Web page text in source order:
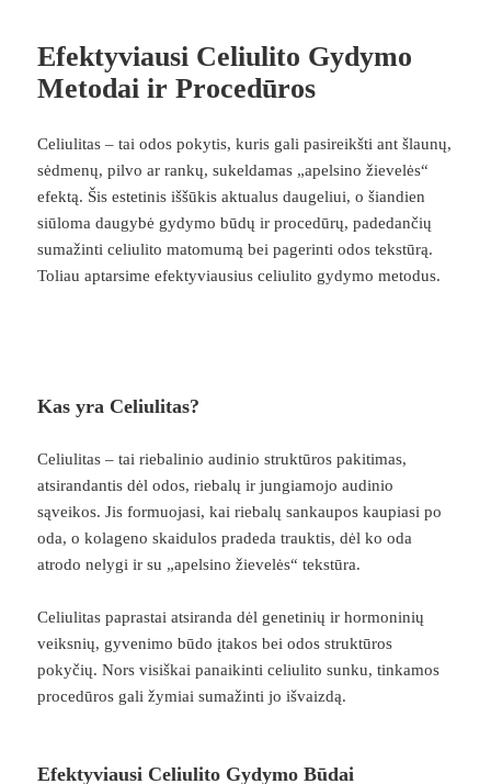
Efektyviausi Celiulito Gydymo
Metodai ir Procedūros
Celiulitas – tai odos pokytis, kuris gali pasireikšti ant šlaunų,
sėdmenų, pilvo ar rankų, sukeldamas „apelsino žievelės“
efektą. Šis estetinis iššūkis aktualus daugeliui, o šiandien
siūloma daugybė gydymo būdų ir procedūrų, padedančių
sumažinti celiulito matomumą bei pagerinti odos tekstūrą.
Toliau aptarsime efektyviausius celiulito gydymo metodus.
Kas yra Celiulitas?
Celiulitas – tai riebalinio audinio struktūros pakitimas,
atsirandantis dėl odos, riebalų ir jungiamojo audinio
sąveikos. Jis formuojasi, kai riebalų sankaupos kaupiasi po
oda, o kolageno skaidulos pradeda trauktis, dėl ko oda
atrodo nelygi ir su „apelsino žievelės“ tekstūra.
Celiulitas paprastai atsiranda dėl genetinių ir hormoninių
veiksnių, gyvenimo būdo įtakos bei odos struktūros
pokyčių. Nors visiškai panaikinti celiulito sunku, tinkamos
procedūros gali žymiai sumažinti jo išvaizdą.
Efektyviausi Celiulito Gydymo Būdai